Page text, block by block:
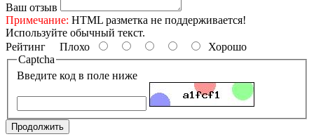
Ваш отзыв
Примечание: HTML разметка не поддерживается!
Используйте обычный текст.
Рейтинг Плохо
Хорошо
Captcha
Введите код в поле ниже
Продолжить